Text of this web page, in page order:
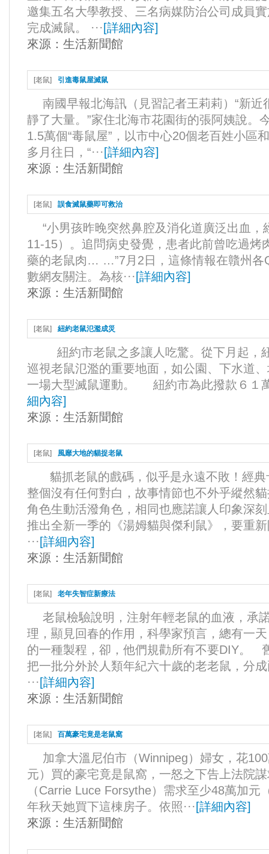
邀集五名大學教授、三名病媒防治公司成員
完成滅鼠。 ··· [詳細內容]
來源： 生活新聞館
[老鼠] 引進毒鼠屋滅鼠
南國早報北海訊（見習記者王莉莉）“新
靜了大量。”家住北海市花園街的張阿姨說。
1.5萬個“毒鼠屋”，以市中心20個老百姓小區
多月往日，“··· [詳細內容]
來源： 生活新聞館
[老鼠] 誤食滅鼠藥即可救治
“小男孩昨晚突然鼻腔及消化道廣泛出血
11-15）。追問病史發覺，患者此前曾吃過烤
藥的老鼠肉… …”7月2日，這條情報在贛州各
數網友關注。為核··· [詳細內容]
來源： 生活新聞館
[老鼠] 紐約老鼠氾濫成災
紐約市老鼠之多讓人吃驚。從下月起，
巡視老鼠氾濫的重要地面，如公園、下水道
一場大型滅鼠運動。 紐約市為此撥款６１萬
細內容]
來源： 生活新聞館
[老鼠] 風靡大地的貓捉老鼠
貓抓老鼠的戲碼，似乎是永遠不敗！經典
整個沒有任何對白，故事情節也不外乎縱然
角色生動活潑角色，相同也應諾讓人印象深
推出全新一季的《湯姆貓與傑利鼠》，要重
··· [詳細內容]
來源： 生活新聞館
[老鼠] 老年失智症新療法
老鼠檢驗說明，注射年輕老鼠的血液，承
理，顯見回春的作用，科學家預言，總有一
的一種製程，卻，他們規勸所有不要DIY。
把一批分外於人類年紀六十歲的老老鼠，分
··· [詳細內容]
來源： 生活新聞館
[老鼠] 百萬豪宅竟是老鼠窩
加拿大溫尼伯市（Winnipeg）婦女，花
元）買的豪宅竟是鼠窩，一怒之下告上法院
（Carrie Luce Forsythe）需求至少48萬加元
年秋天她買下這棟房子。依照··· [詳細內容]
來源： 生活新聞館